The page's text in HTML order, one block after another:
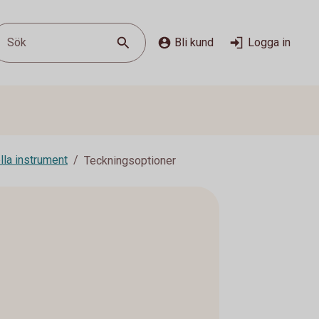
Sök Bli kund Logga in
instrument Teckningsoptioner